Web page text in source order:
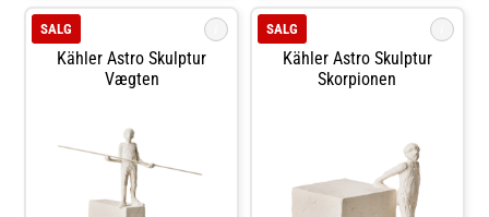
Kähler Astro Skulptur
Vægten
SALG
Kähler Astro Skulptur
Skorpionen
SALG